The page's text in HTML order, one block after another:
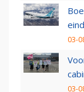
03-
03-